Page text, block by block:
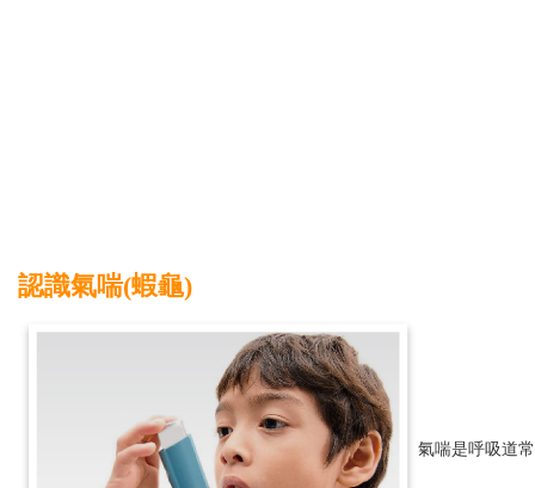
認識氣喘(蝦龜)
氣喘是呼吸道